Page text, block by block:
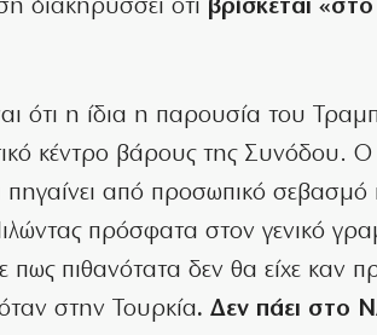
διακηρύσσει ότι βρίσκεται
ότι η ίδια η παρουσία του
κέντρο βάρους της Συνόδου. Ο
πηγαίνει από προσωπικό σεβασμό
πρόσφατα στον γενικό
πως πιθανότατα δεν θα είχε καν
στην Τουρκία. Δεν πάει στο